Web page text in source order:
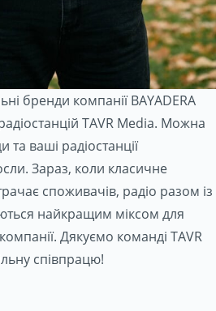
бренди компанії BAYADERA
TAVR Media. Можна
ваші радіостанції
Зараз, коли класичне
споживачів, радіо разом із
найкращим міксом для
Дякуємо команді TAVR
співпрацю!